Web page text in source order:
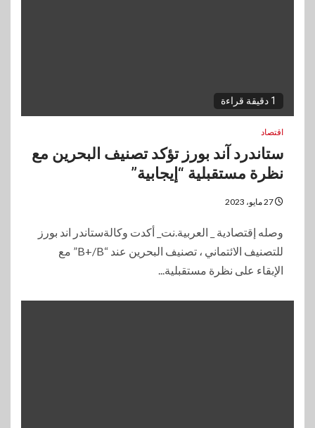
1 دقيقة قراءة
اقتصاد
ستاندرد آند بورز تؤكد تصنيف البحرين مع
نظرة مستقبلية “إيجابية”
وصله إقتصادية _ العربية.نت_ أكدت وكالةستاندر اند بورز
للتصنيف الائتماني ، تصنيف البحرين عند “B+/B” مع
الإبقاء على نظرة مستقبلية...